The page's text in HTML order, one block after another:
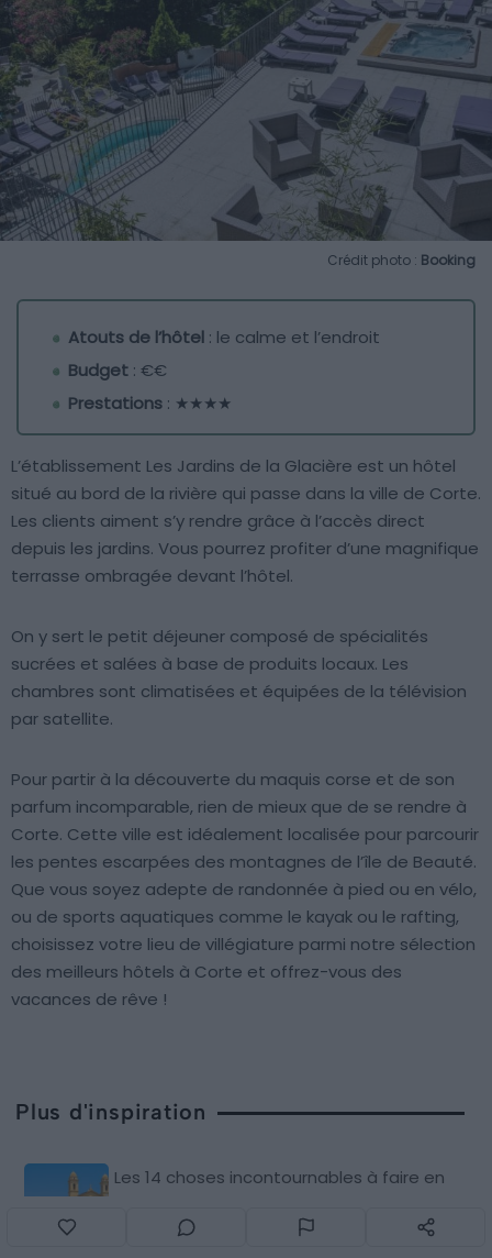
Crédit photo : Booking
Atouts de l’hôtel : le calme et l’endroit
Budget : €€
Prestations : ★★★★
L’établissement Les Jardins de la Glacière est un hôtel
situé au bord de la rivière qui passe dans la ville de Corte.
Les clients aiment s’y rendre grâce à l’accès direct
depuis les jardins. Vous pourrez profiter d’une magnifique
terrasse ombragée devant l’hôtel.
On y sert le petit déjeuner composé de spécialités
sucrées et salées à base de produits locaux. Les
chambres sont climatisées et équipées de la télévision
par satellite.
Pour partir à la découverte du maquis corse et de son
parfum incomparable, rien de mieux que de se rendre à
Corte. Cette ville est idéalement localisée pour parcourir
les pentes escarpées des montagnes de l’île de Beauté.
Que vous soyez adepte de randonnée à pied ou en vélo,
ou de sports aquatiques comme le kayak ou le rafting,
choisissez votre lieu de villégiature parmi notre sélection
des meilleurs hôtels à Corte et offrez-vous des
vacances de rêve !
Plus d'inspiration
Les 14 choses incontournables à faire en